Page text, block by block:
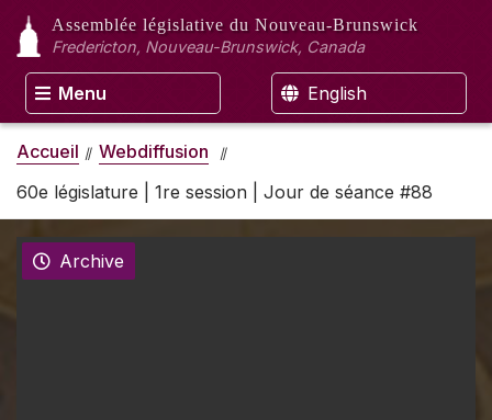
Assemblée législative du Nouveau-Brunswick
Fredericton, Nouveau-Brunswick, Canada
Menu English
Accueil
Webdiffusion
60e législature | 1re session | Jour de séance #88
Archive